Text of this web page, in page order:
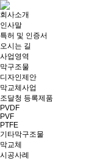
회사소개
인사말
특허 및 인증서
오시는 길
사업영역
막구조물
디자인제안
막교체사업
조달청 등록제품
PVDF
PVF
PTFE
기타막구조물
막교체
시공사례